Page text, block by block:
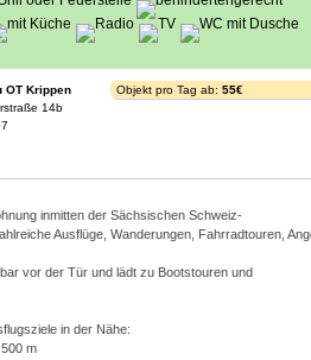
OT Krippen
14b
Objekt pro Tag ab: 55€
inmitten der Sächsischen Schweiz-
Ausflüge, Wanderungen, Fahrradtouren,
vor der Tür und lädt zu Bootstouren und
in der Nähe:
m